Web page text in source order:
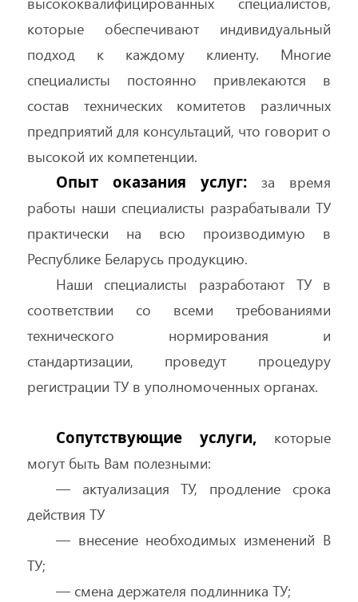
которые обеспечивают индивидуальный
подход к каждому клиенту. Многие
специалисты постоянно привлекаются в
состав технических комитетов различных
предприятий для консультаций, что говорит о
высокой их компетенции.
Опыт оказания услуг:
за время
работы наши специалисты разрабатывали ТУ
практически на всю производимую в
Республике Беларусь продукцию.
Наши специалисты разработают ТУ в
соответствии со всеми требованиями
технического нормирования и
стандартизации, проведут процедуру
регистрации ТУ в уполномоченных органах.
Сопутствующие услуги,
которые
могут быть Вам полезными:
— актуализация ТУ, продление срока
действия ТУ
— внесение необходимых изменений В
ТУ;
— смена держателя подлинника ТУ;